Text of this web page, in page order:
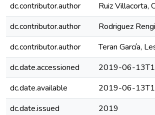
dc.contributor.author
Ruiz Villacorta,
dc.contributor.author
Rodriguez
dc.contributor.author
Teran García,
dc.date.accessioned
2019-06-
dc.date.available
2019-06-
dc.date.issued
2019